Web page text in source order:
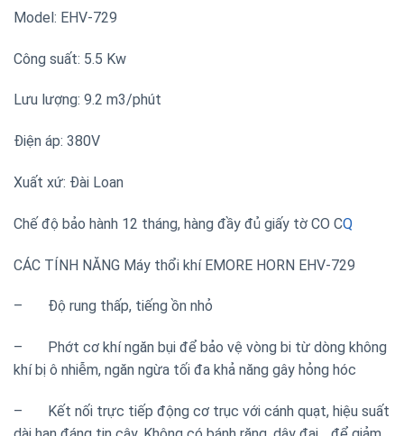
Model: EHV-729
Công suất: 5.5 Kw
Lưu lượng: 9.2 m3/phút
Điện áp: 380V
Xuất xứ: Đài Loan
Chế độ bảo hành 12 tháng, hàng đầy đủ giấy tờ CO CQ
CÁC TÍNH NĂNG Máy thổi khí EMORE HORN EHV-729
– Độ rung thấp, tiếng ồn nhỏ
– Phớt cơ khí ngăn bụi để bảo vệ vòng bi từ dòng không
khí bị ô nhiễm, ngăn ngừa tối đa khả năng gây hỏng hóc
– Kết nối trực tiếp động cơ trục với cánh quạt, hiệu suất